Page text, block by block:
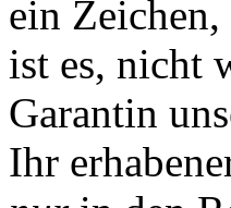
ein
ist es, nicht
Garantin
Ihr